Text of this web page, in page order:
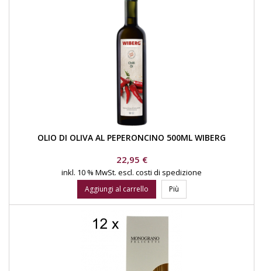
OLIO DI OLIVA AL PEPERONCINO 500ML WIBERG
Prezzo
22,95 €
inkl. 10 % MwSt. escl. costi di spedizione
Aggiungi al carrello Più